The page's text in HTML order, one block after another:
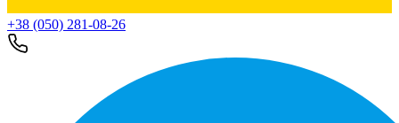
+38 (050) 281-08-26